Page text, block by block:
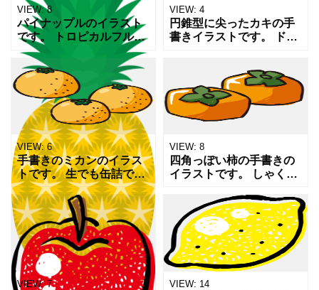
VIEW: 8
パイナップルのイラスト
です。 トロピカルフルー
ツの代表選手ですね。 缶
詰のパインも美味しいで
すが、やはりフレッシュ
なフルーツのパイナップ
ルは格別です。 溢れる果
VIEW: 4
円錐型に尖ったカキの手
書きイラストです。 ドロ
キや果物、秋についての
記事や販売用のPOP,掲示
物やチラシのワンポイ
VIEW: 6
手書きのミカンのイラス
トです。 生でも缶詰でも
おいしいミカンです。 ミ
カンや果物について、あ
るいは冬の記事や販売用
のPOP,チラシなどのちょ
っとした隙間の穴埋め
VIEW: 8
四角っぽい柿の手書きの
イラストです。 しゃくし
柿もおいしいですよね。
カキや果物、秋について
の記事や販売用のPOP,チ
ラシや掲示物のちょっ
VIEW: 7 VIEW: 14